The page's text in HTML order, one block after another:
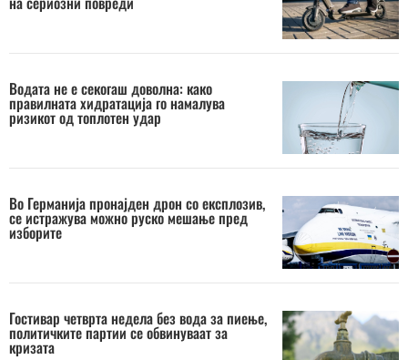
Водата не е секогаш доволна: како
правилната хидратација го намалува
ризикот од топлотен удар
Во Германија пронајден дрон со експлозив,
се истражува можно руско мешање пред
изборите
Гостивар четврта недела без вода за пиење,
политичките партии се обвинуваат за
кризата